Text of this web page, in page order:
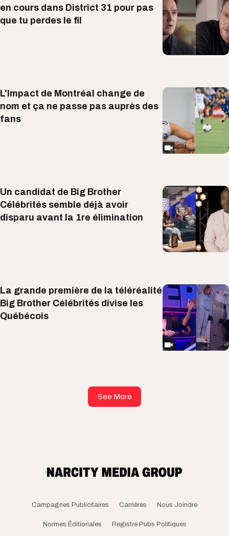
en cours dans District 31 pour pas
que tu perdes le fil
L'Impact de Montréal change de
nom et ça ne passe pas auprès des
fans
Un candidat de Big Brother
Célébrités semble déjà avoir
disparu avant la 1re élimination
La grande première de la téléréalité
Big Brother Célébrités divise les
Québécois
See More
Campagnes Publicitaires Carrières Nous Joindre
Normes Éditioriales Registre Pubs Politiques